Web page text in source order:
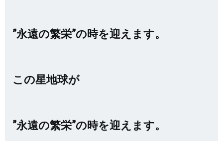
”永遠の繁栄”の時を迎えます。
この星地球が
”永遠の繁栄”の時を迎えます。